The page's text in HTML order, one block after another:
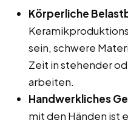
Körperliche
sein, schwere
Zeit in stehender
arbeiten.
Handwerkliches
mit den Händen ist